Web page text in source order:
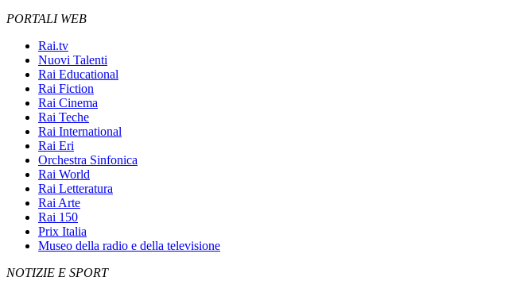
PORTALI WEB
Rai.tv
Nuovi Talenti
Rai Educational
Rai Fiction
Rai Cinema
Rai Teche
Rai International
Rai Eri
Orchestra Sinfonica
Rai World
Rai Letteratura
Rai Arte
Rai 150
Prix Italia
Museo della radio e della televisione
NOTIZIE E SPORT